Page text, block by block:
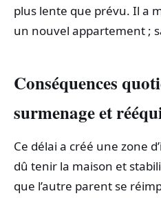
plus lente que prévu. Il a
un nouvel appartement ;
Conséquences
surmenage et
Ce délai a créé une zone
dû tenir la maison et
que l’autre parent se